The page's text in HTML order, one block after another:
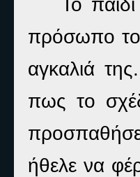
Το
πρόσωπο
αγκαλιά
πως το
ήθελε να